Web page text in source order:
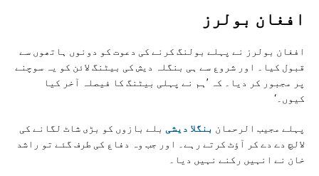
افغان بولرز
افغان بولرز نے پہلے بولنگ کرنے کی دعوت کو دونوں ہاتھوں سے
قبول کیا۔ اور شروع سے ہی بنگلہ دیش کی بیٹنگ لائن کو یہ سوچنے
پر مجبور کر دیا۔ کہ ’ہم نے پہلی بیٹنگ کا فیصلہ آخر کیا
کیوں۔‘
پہلے مجیب الرحمان بنگلا دیشی بلے بازوں کو بڑی شاٹ لگانے کی
لالچ دے دے کر آؤٹ کرتے رہے۔ اور جب وہ دفاع کی طرف گئے تو راشد
خان نے انہیں رکنے نہیں دیا۔